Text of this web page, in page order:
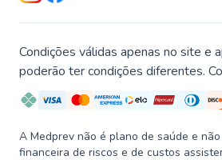
Condições válidas apenas no site e
poderão ter condições diferentes.
A Medprev não é plano de saúde e
financeira de riscos e de custos